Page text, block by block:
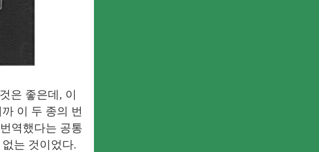
은 좋은데, 이
이 두 종의 번
역했다는 공통
는 것이었다.